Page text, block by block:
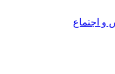
و اجتماع